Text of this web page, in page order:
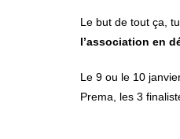
Le but de tout ça,
l’association en
Le 9 ou le 10
Prema, les 3